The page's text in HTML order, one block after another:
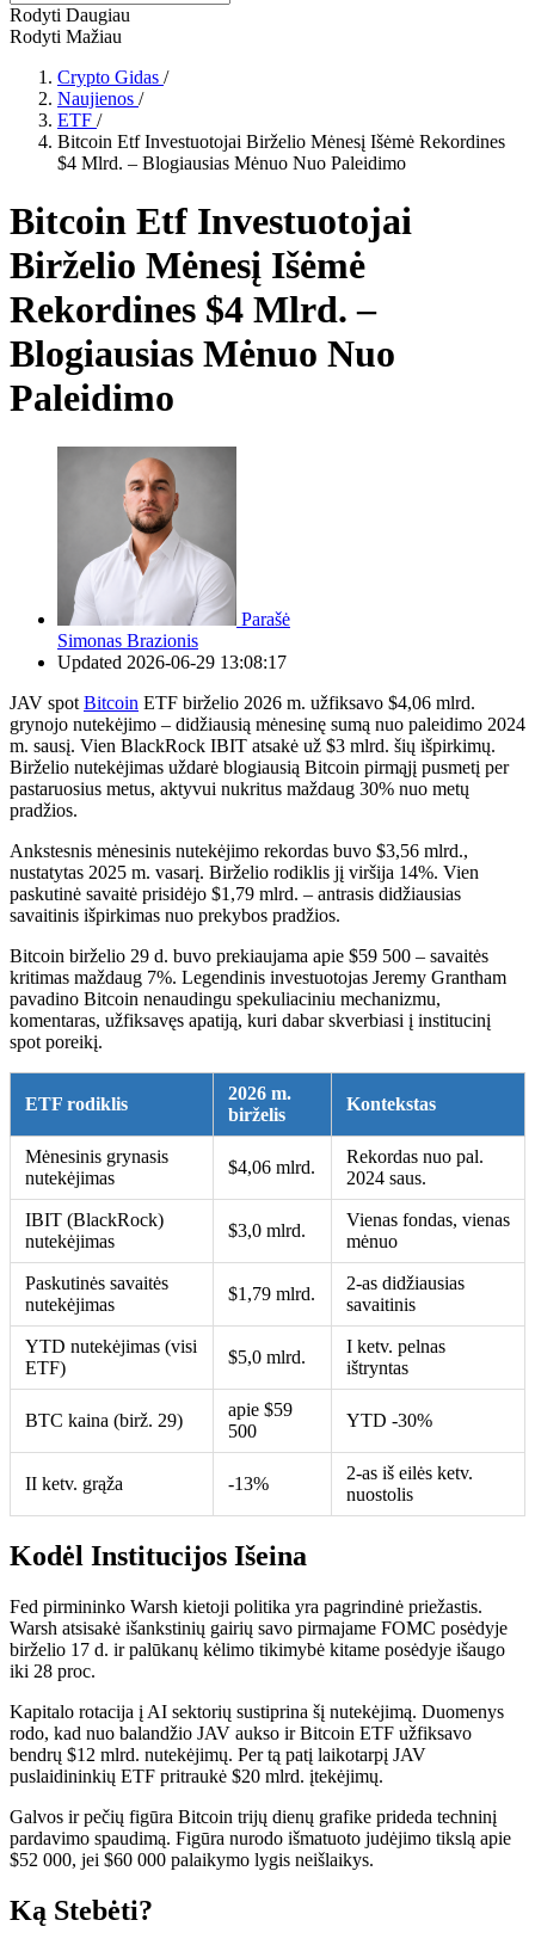
Rodyti Daugiau
Rodyti Mažiau
Crypto Gidas /
Naujienos /
ETF /
Bitcoin Etf Investuotojai Birželio Mėnesį Išėmė Rekordines
$4 Mlrd. – Blogiausias Mėnuo Nuo Paleidimo
Bitcoin Etf Investuotojai
Birželio Mėnesį Išėmė
Rekordines $4 Mlrd. –
Blogiausias Mėnuo Nuo
Paleidimo
Parašė
Simonas Brazionis
Updated 2026-06-29 13:08:17
JAV spot Bitcoin ETF birželio 2026 m. užfiksavo $4,06 mlrd.
grynojo nutekėjimo – didžiausią mėnesinę sumą nuo paleidimo 2024
m. sausį. Vien BlackRock IBIT atsakė už $3 mlrd. šių išpirkimų.
Birželio nutekėjimas uždarė blogiausią Bitcoin pirmąjį pusmetį per
pastaruosius metus, aktyvui nukritus maždaug 30% nuo metų
pradžios.
Ankstesnis mėnesinis nutekėjimo rekordas buvo $3,56 mlrd.,
nustatytas 2025 m. vasarį. Birželio rodiklis jį viršija 14%. Vien
paskutinė savaitė prisidėjo $1,79 mlrd. – antrasis didžiausias
savaitinis išpirkimas nuo prekybos pradžios.
Bitcoin birželio 29 d. buvo prekiaujama apie $59 500 – savaitės
kritimas maždaug 7%. Legendinis investuotojas Jeremy Grantham
pavadino Bitcoin nenaudingu spekuliaciniu mechanizmu,
komentaras, užfiksavęs apatiją, kuri dabar skverbiasi į institucinį
spot poreikį.
ETF rodiklis
2026 m.
birželis
Kontekstas
Mėnesinis grynasis
nutekėjimas
$4,06 mlrd.
Rekordas nuo pal.
2024 saus.
IBIT (BlackRock)
nutekėjimas
$3,0 mlrd.
Vienas fondas, vienas
mėnuo
Paskutinės savaitės
nutekėjimas
$1,79 mlrd.
2-as didžiausias
savaitinis
YTD nutekėjimas (visi
ETF)
$5,0 mlrd.
I ketv. pelnas
ištryntas
BTC kaina (birž. 29)
apie $59
500
YTD -30%
II ketv. grąža -13%
2-as iš eilės ketv.
nuostolis
Kodėl Institucijos Išeina
Fed pirmininko Warsh kietoji politika yra pagrindinė priežastis.
Warsh atsisakė išankstinių gairių savo pirmajame FOMC posėdyje
birželio 17 d. ir palūkanų kėlimo tikimybė kitame posėdyje išaugo
iki 28 proc.
Kapitalo rotacija į AI sektorių sustiprina šį nutekėjimą. Duomenys
rodo, kad nuo balandžio JAV aukso ir Bitcoin ETF užfiksavo
bendrų $12 mlrd. nutekėjimų. Per tą patį laikotarpį JAV
puslaidininkių ETF pritraukė $20 mlrd. įtekėjimų.
Galvos ir pečių figūra Bitcoin trijų dienų grafike prideda techninį
pardavimo spaudimą. Figūra nurodo išmatuoto judėjimo tikslą apie
$52 000, jei $60 000 palaikymo lygis neišlaikys.
Ką Stebėti?